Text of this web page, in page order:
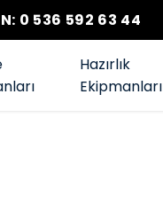
0 536 592 63 44
Hazırlık
Ekipmanları